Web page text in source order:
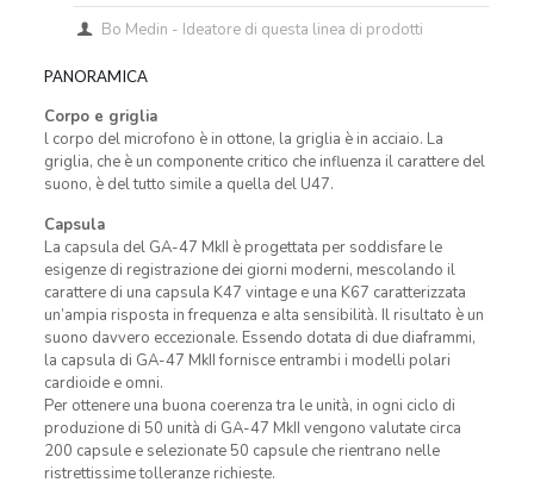
Bo Medin - Ideatore di questa linea di prodotti
PANORAMICA
Corpo e griglia
l corpo del microfono è in ottone, la griglia è in acciaio. La
griglia, che è un componente critico che influenza il carattere del
suono, è del tutto simile a quella del U47.
Capsula
La capsula del GA-47 MkII è progettata per soddisfare le
esigenze di registrazione dei giorni moderni, mescolando il
carattere di una capsula K47 vintage e una K67 caratterizzata
un’ampia risposta in frequenza e alta sensibilità. Il risultato è un
suono davvero eccezionale. Essendo dotata di due diaframmi,
la capsula di GA-47 MkII fornisce entrambi i modelli polari
cardioide e omni.
Per ottenere una buona coerenza tra le unità, in ogni ciclo di
produzione di 50 unità di GA-47 MkII vengono valutate circa
200 capsule e selezionate 50 capsule che rientrano nelle
ristrettissime tolleranze richieste.